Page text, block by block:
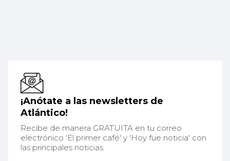
¡Anótate a las newsletters de
Atlántico!
Recibe de manera GRATUITA en tu correo
electrónico 'El primer café' y 'Hoy fue noticia' con
las principales noticias.